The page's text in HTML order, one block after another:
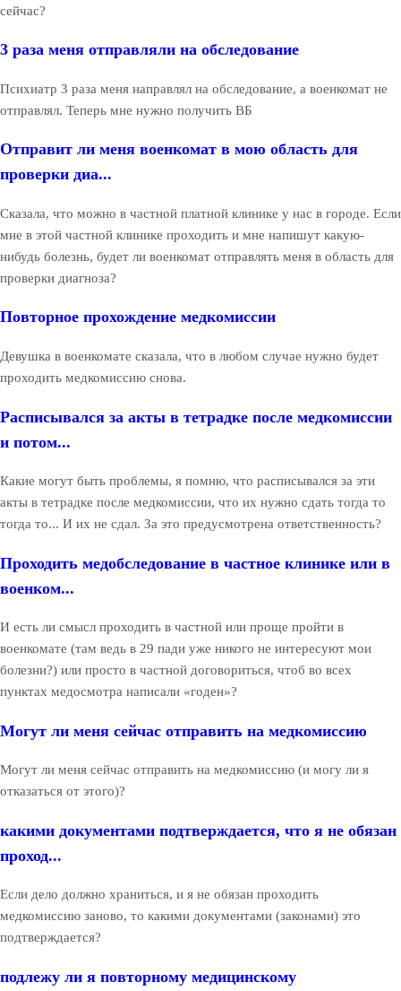
сейчас?
3 раза меня отправляли на обследование
Психиатр 3 раза меня направлял на обследование, а военкомат не
отправлял. Теперь мне нужно получить ВБ
Отправит ли меня военкомат в мою область для
проверки диа...
Сказала, что можно в частной платной клинике у нас в городе. Если
мне в этой частной клинике проходить и мне напишут какую-
нибудь болезнь, будет ли военкомат отправлять меня в область для
проверки диагноза?
Повторное прохождение медкомиссии
Девушка в военкомате сказала, что в любом случае нужно будет
проходить медкомиссию снова.
Расписывался за акты в тетрадке после медкомиссии
и потом...
Какие могут быть проблемы, я помню, что расписывался за эти
акты в тетрадке после медкомиссии, что их нужно сдать тогда то
тогда то... И их не сдал. За это предусмотрена ответственность?
Проходить медобследование в частное клинике или в
военком...
И есть ли смысл проходить в частной или проще пройти в
военкомате (там ведь в 29 пади уже никого не интересуют мои
болезни?) или просто в частной договориться, чтоб во всех
пунктах медосмотра написали «годен»?
Могут ли меня сейчас отправить на медкомиссию
Могут ли меня сейчас отправить на медкомиссию (и могу ли я
отказаться от этого)?
какими документами подтверждается, что я не обязан
проход...
Если дело должно храниться, и я не обязан проходить
медкомиссию заново, то какими документами (законами) это
подтверждается?
подлежу ли я повторному медицинскому